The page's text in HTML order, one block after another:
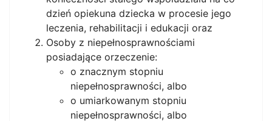
dzień opiekuna dziecka w procesie jego
leczenia, rehabilitacji i edukacji oraz
Osoby z niepełnosprawnościami
posiadające orzeczenie:
o znacznym stopniu
niepełnosprawności, albo
o umiarkowanym stopniu
niepełnosprawności, albo